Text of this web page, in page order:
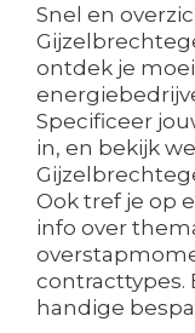
Snel en
ontdek je
Specificeer
in, en bekijk
Ook tref je op
info over
contracttypes.
handige